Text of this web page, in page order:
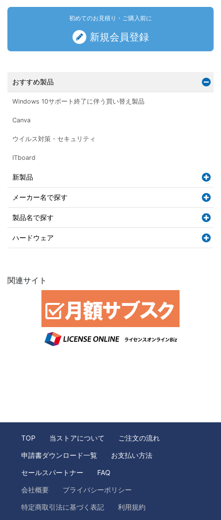
初めてのお見積り・ご購入前に
新規会員登録
おすすめ製品
Windows 10サポート終了に伴う買い替え製品
Canva
ウイルス対策・セキュリティ
ITboard
新製品
メーカー名で探す
製品名で探す
ハードウェア
関連サイト
TOP 当ストアについて ご注文の流れ
申請書ダウンロード一覧 お支払い方法
セールスパートナー FAQ
会社概要 プライバシーポリシー
特定商取引法に基づく表記 利用規約